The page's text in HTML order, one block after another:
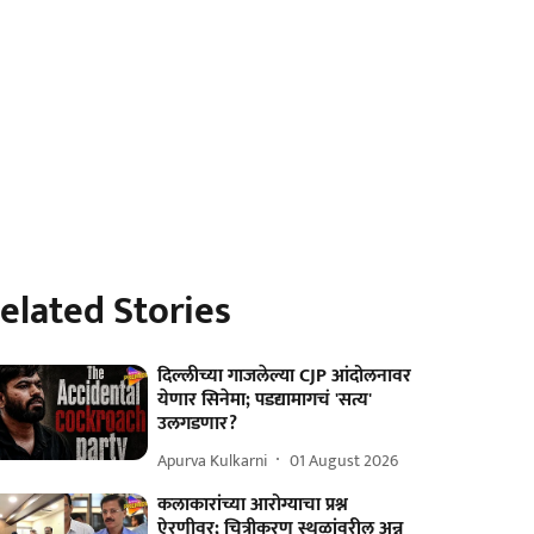
Stories
दिल्लीच्या गाजलेल्या CJP आंदोलनावर
येणार सिनेमा; पडद्यामागचं 'सत्य'
उलगडणार?
Apurva Kulkarni 01 August 2026
कलाकारांच्या आरोग्याचा प्रश्न